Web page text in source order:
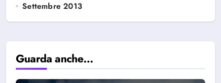
Settembre 2013
Guarda anche…